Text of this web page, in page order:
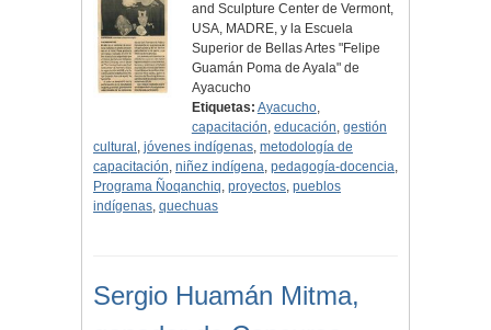
and Sculpture Center de Vermont,
USA, MADRE, y la Escuela
Superior de Bellas Artes "Felipe
Guamán Poma de Ayala" de
Ayacucho
Etiquetas: Ayacucho,
capacitación, educación, gestión
cultural , jóvenes indígenas, metodología de
capacitación, niñez indígena, pedagogía-docencia,
Programa Ñoqanchiq, proyectos, pueblos
indígenas, quechuas
Sergio Huamán Mitma,